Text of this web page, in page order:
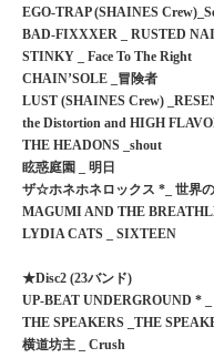
EGO-TRAP (SHAINES
BAD-FIXXXER _ RUSTED
STINKY _ Face To The Right
CHAIN’SOLE _冒険者
LUST (SHAINES Crew)
the Distortion and HIGH
THE HEADONS _shout
眩惑庭園 _ 明日
ザ☆ホネホネロックス *_ 世界
MAGUMI AND THE
LYDIA CATS _ SIXTEEN
★Disc2 (23バンド)
UP-BEAT UNDERGROUND * _
THE SPEAKERS _THE
横道坊主 _ Crush